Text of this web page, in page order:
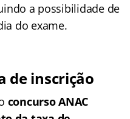
a possibilidade de
do exame.
de inscrição
concurso ANAC